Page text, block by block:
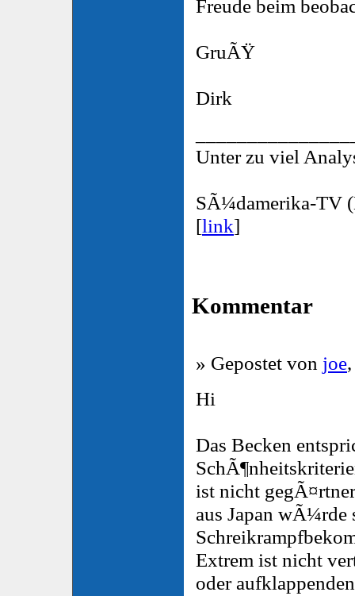
Freude beim
GruÃŸ
Dirk
Unter zu viel
SÃ¼damerika-TV
[link]
Kommentar
» Gepostet von joe
Hi
Das Becken
ist nicht
aus Japan wÃ¼rde
Extrem ist nicht
oder